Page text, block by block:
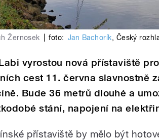
Žernosek foto: Jan Bachorík, Český
vyrostou nová přístaviště
cest 11. června slavnostně
Bude 36 metrů dlouhé a
stání, napojení na
přístaviště by mělo být